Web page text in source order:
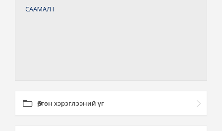
СААМАЛ I
Өргөн хэрэглээний үг